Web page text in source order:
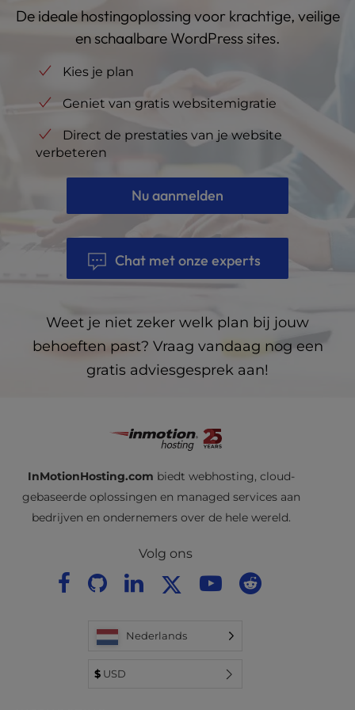
De ideale hostingoplossing voor krachtige, veilige
en schaalbare WordPress sites.
Kies je plan
Geniet van gratis websitemigratie
Direct de prestaties van je website
verbeteren
Nu aanmelden
Chat met onze experts
Weet je niet zeker welk plan bij jouw
behoeften past? Vraag vandaag nog een
gratis adviesgesprek aan!
InMotionHosting.com biedt webhosting, cloud-
gebaseerde oplossingen en managed services aan
bedrijven en ondernemers over de hele wereld.
Volg ons
Nederlands
$USD